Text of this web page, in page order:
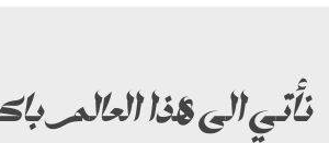
نأتي الى هذا العالم